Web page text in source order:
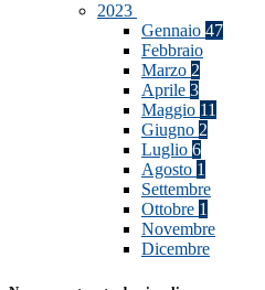
2023
Gennaio 47
Febbraio
Marzo 2
Aprile 3
Maggio 11
Giugno 2
Luglio 6
Agosto 1
Settembre
Ottobre 1
Novembre
Dicembre